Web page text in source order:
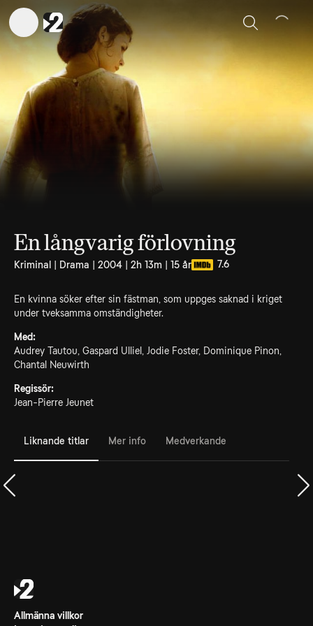
Sök
En långvarig förlovning
Kriminal | Drama | 2004 | 2h 13m | 15 år 7.6
En kvinna söker efter sin fästman, som uppges saknad i kriget
under tveksamma omständigheter.
Med:
Audrey Tautou, Gaspard Ulliel, Jodie Foster, Dominique Pinon,
Chantal Neuwirth
Regissör:
Jean-Pierre Jeunet
Liknande titlar Mer info Medverkande
Allmänna villkor